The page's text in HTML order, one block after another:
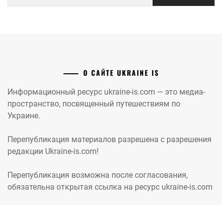
О САЙТЕ UKRAINE IS
Информационный ресурс ukraine-is.com — это медиа-
пространство, посвященный путешествиям по
Украине.
Перепубликация материалов разрешена с разрешения
редакции Ukraine-is.com!
Перепубликация возможна после согласования,
обязательна открытая ссылка на ресурс ukraine-is.com